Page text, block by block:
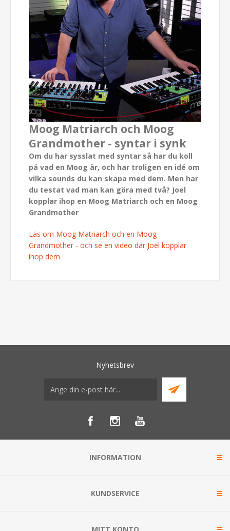
Moog Matriarch och Moog
Grandmother - syntar i synk
Om du har sysslat med syntar så har du koll
på vad en Moog är, och har troligen en idé om
vilka sounds du kan skapa med dem. Men har
du testat vad man kan göra med två? Joel
kopplar ihop en Moog Matriarch och en Moog
Grandmother
Läs om Moog Matriarch och en Moog
Grandmother - och se en video där Joel kopplar
ihop dem
Nyhetsbrev
INFORMATION
KUNDSERVICE
MITT KONTO